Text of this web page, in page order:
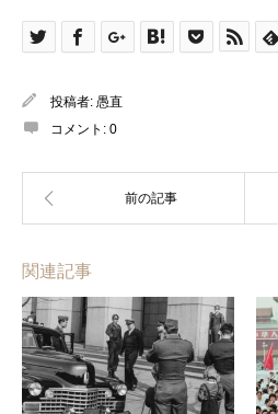
投稿者: 愚直
コメント: 0
関連記事